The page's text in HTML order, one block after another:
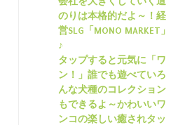
のりは本格的だよ～！経
営SLG「MONO MARKET」
♪
タップすると元気に「ワ
ン！」誰でも遊べていろ
んな犬種のコレクション
もできるよ～かわいいワ
ンコの楽しい癒されタッ